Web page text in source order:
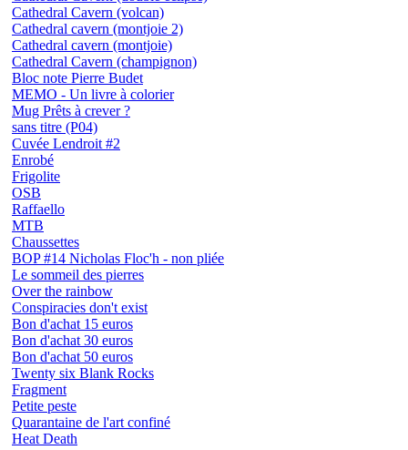
Cathedral Cavern (volcan)
Cathedral cavern (montjoie 2)
Cathedral cavern (montjoie)
Cathedral Cavern (champignon)
Bloc note Pierre Budet
MEMO - Un livre à colorier
Mug Prêts à crever ?
sans titre (P04)
Cuvée Lendroit #2
Enrobé
Frigolite
OSB
Raffaello
MTB
Chaussettes
BOP #14 Nicholas Floc'h - non pliée
Le sommeil des pierres
Over the rainbow
Conspiracies don't exist
Bon d'achat 15 euros
Bon d'achat 30 euros
Bon d'achat 50 euros
Twenty six Blank Rocks
Fragment
Petite peste
Quarantaine de l'art confiné
Heat Death